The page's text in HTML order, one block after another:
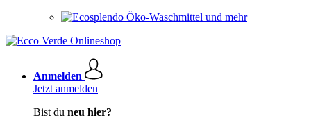
Öko-Waschmittel und mehr
Anmelden
Jetzt anmelden
Bist du neu hier?